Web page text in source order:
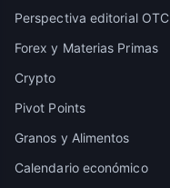
Perspectiva editorial OTC
Forex y Materias Primas
Crypto
Pivot Points
Granos y Alimentos
Calendario económico